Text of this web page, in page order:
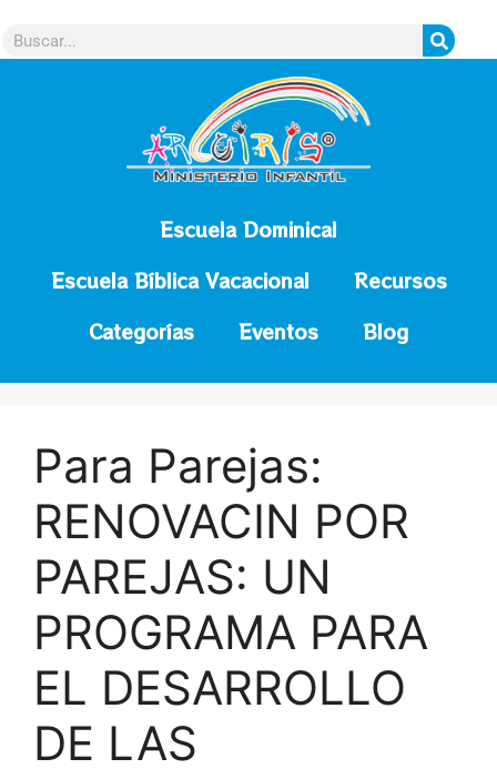
Escuela Dominical
Escuela Bíblica Vacacional
Recursos
Categorías
Eventos Blog
Para Parejas:
RENOVACIN POR
PAREJAS: UN
PROGRAMA PARA
EL DESARROLLO
DE LAS